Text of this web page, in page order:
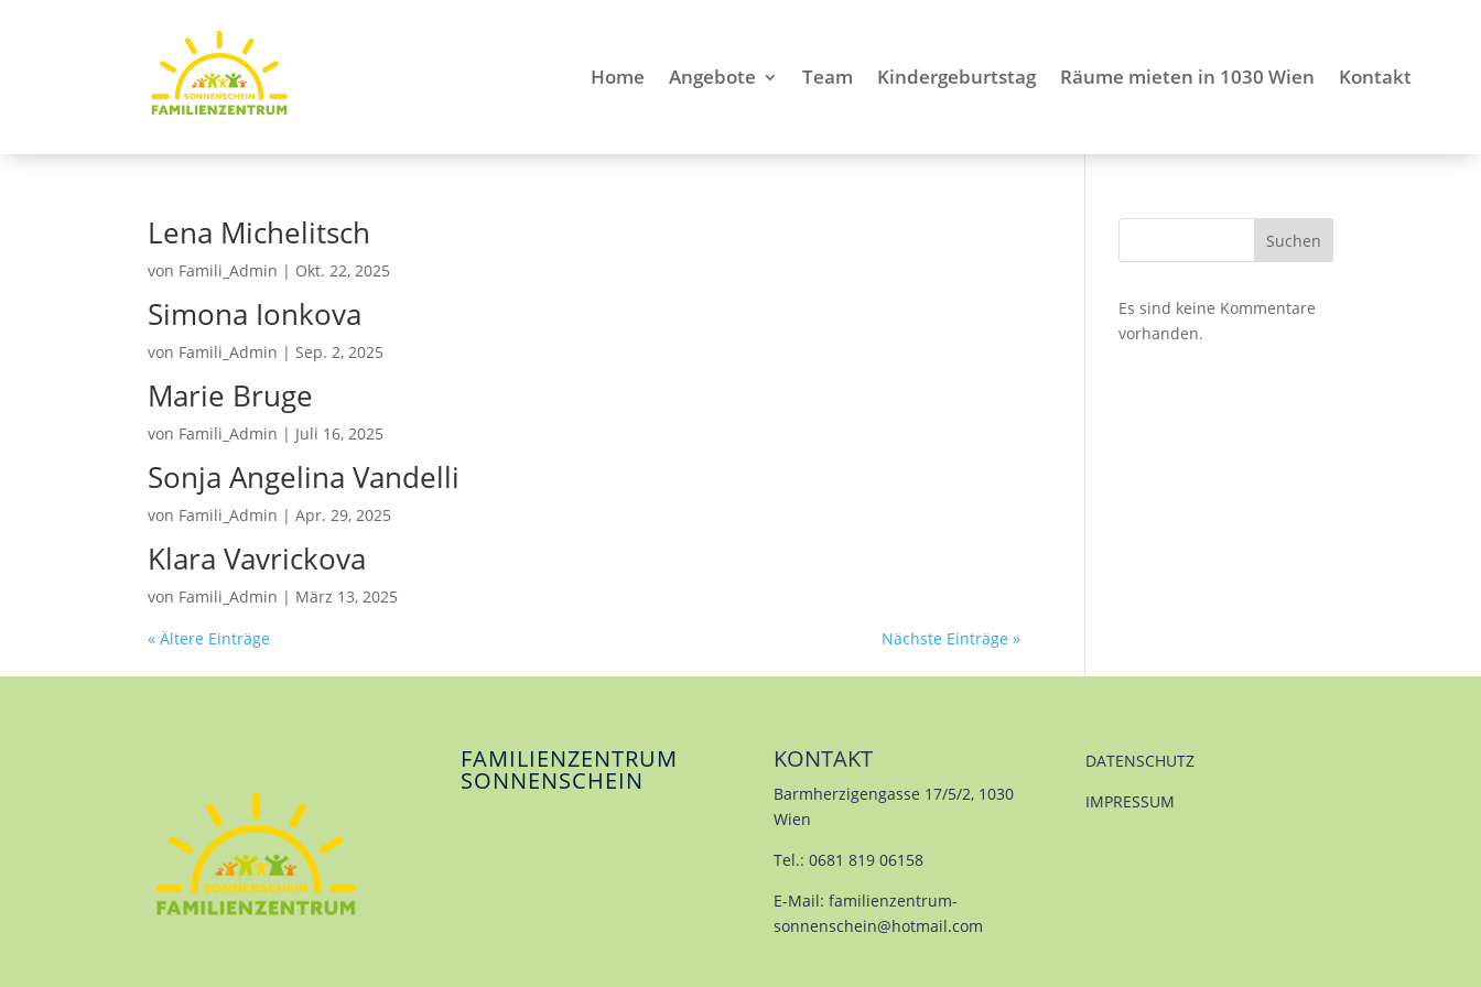
Home Angebote Team Kindergeburtstag Räume mieten in 1030 Wien Kontakt
Lena Michelitsch
von Famili_Admin | Okt. 22, 2025
Simona Ionkova
von Famili_Admin |Sep. 2, 2025
Marie Bruge
von Famili_Admin | Juli 16, 2025
Sonja Angelina Vandelli
von Famili_Admin |Apr. 29, 2025
Klara Vavrickova
von Famili_Admin | März 13, 2025
« Ältere Einträge
Nächste Einträge »
Suchen
Es sind keine Kommentare
vorhanden.
FAMILIENZENTRUM
SONNENSCHEIN
KONTAKT
Barmherzigengasse 17/5/2, 1030
Wien
Tel.: 0681 819 06158
E-Mail: familienzentrum-
sonnenschein@hotmail.com
DATENSCHUTZ
IMPRESSUM